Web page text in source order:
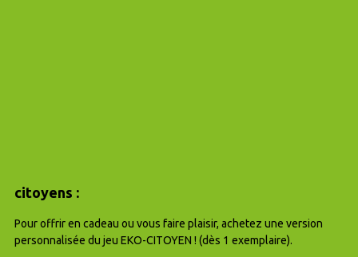
citoyens :
Pour offrir en cadeau ou vous faire plaisir, achetez une version
personnalisée du jeu EKO-CITOYEN ! (dès 1 exemplaire).